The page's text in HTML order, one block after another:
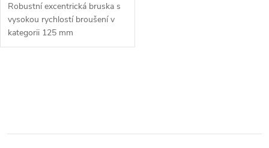
Robustní excentrická bruska s
vysokou rychlostí broušení v
kategorii 125 mm
l